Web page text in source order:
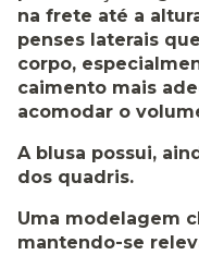
na frete até a
penses laterais
corpo,
caimento mais
acomodar o
A blusa possui,
dos quadris.
Uma modelagem
mantendo-se